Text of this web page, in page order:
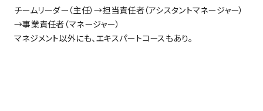
チームリーダー（主任）→担当責任者（アシスタントマネージャー）
→事業責任者（マネージャー）
マネジメント以外にも、エキスパートコースもあり。